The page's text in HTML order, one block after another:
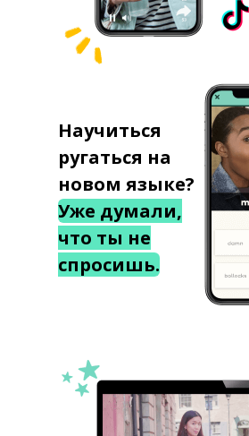
Научиться
ругаться на
новом языке?
Уже думали,
что ты не
спросишь.